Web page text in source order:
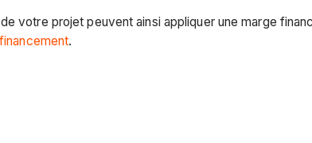
votre projet peuvent ainsi appliquer une marge
.